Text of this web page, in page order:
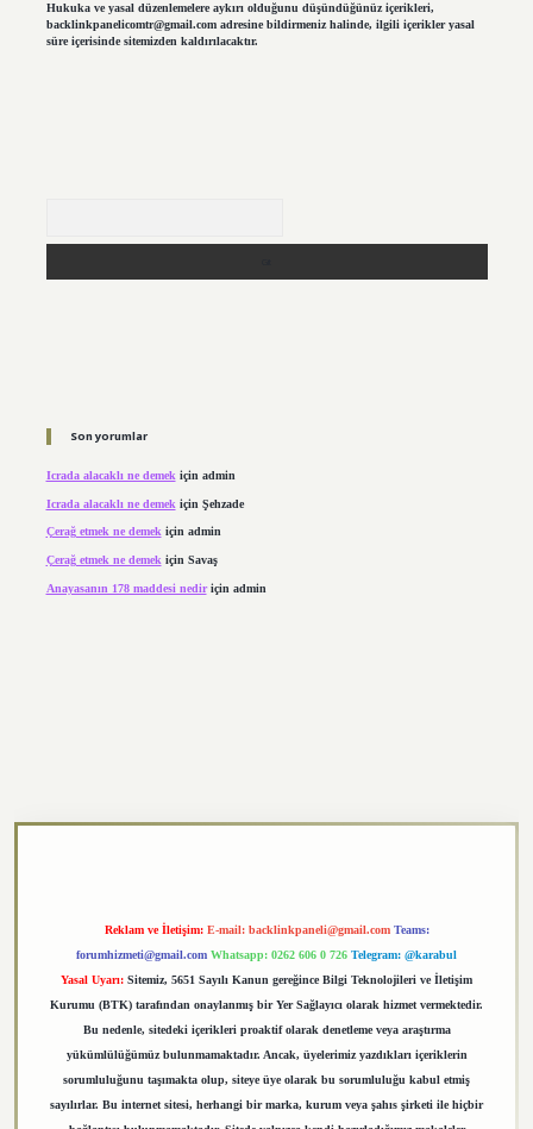
Hukuka ve yasal düzenlemelere aykırı olduğunu düşündüğünüz içerikleri,
backlinkpanelicomtr@gmail.comadresine bildirmeniz halinde, ilgili içerikler yasal
süre içerisinde sitemizden kaldırılacaktır.
Son yorumlar
Icrada alacaklı ne demek için admin
Icrada alacaklı ne demek için Şehzade
Çerağ etmek ne demekiçin admin
Çerağ etmek ne demek için Savaş
Anayasanın 178 maddesi nediriçin admin
Reklam ve İletişim: E-mail: backlinkpaneli@gmail.com Teams:
forumhizmeti@gmail.com Whatsapp: 0262 606 0 726 Telegram: @karabul
Yasal Uyarı: Sitemiz, 5651 Sayılı Kanun gereğince Bilgi Teknolojileri ve İletişim
Kurumu (BTK) tarafından onaylanmış bir Yer Sağlayıcı olarak hizmet vermektedir.
Bu nedenle, sitedeki içerikleri proaktif olarak denetleme veya araştırma
yükümlülüğümüz bulunmamaktadır. Ancak, üyelerimiz yazdıkları içeriklerin
sorumluluğunu taşımakta olup, siteye üye olarak bu sorumluluğu kabul etmiş
sayılırlar. Bu internet sitesi, herhangi bir marka, kurum veya şahıs şirketi ile hiçbir